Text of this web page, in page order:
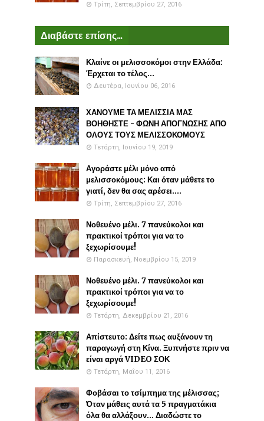
Τρίτη, Σεπτεμβρίου 27, 2016
Διαβάστε επίσης...
Κλαίνε οι μελισσοκόμοι στην Ελλάδα:
Έρχεται το τέλος...
Δευτέρα, Ιουνίου 06, 2016
ΧΑΝΟΥΜΕ ΤΑ ΜΕΛΙΣΣΙΑ ΜΑΣ
ΒΟΗΘΗΣΤΕ - ΦΩΝΗ ΑΠΟΓΝΩΣΗΣ ΑΠΟ
ΟΛΟΥΣ ΤΟΥΣ ΜΕΛΙΣΣΟΚΟΜΟΥΣ
Τετάρτη, Ιουνίου 19, 2019
Αγοράστε μέλι μόνο από
μελισσοκόμους: Και όταν μάθετε το
γιατί, δεν θα σας αρέσει....
Τρίτη, Σεπτεμβρίου 27, 2016
Νοθευένο μέλι. 7 πανεύκολοι και
πρακτικοί τρόποι για να το
ξεχωρίσουμε!
Παρασκευή, Νοεμβρίου 15, 2019
Νοθευένο μέλι. 7 πανεύκολοι και
πρακτικοί τρόποι για να το
ξεχωρίσουμε!
Τετάρτη, Δεκεμβρίου 21, 2016
Απίστευτο: Δείτε πως αυξάνουν τη
παραγωγή στη Κίνα. Ξυπνήστε πριν να
είναι αργά VIDEO ΣΟΚ
Τετάρτη, Μαΐου 11, 2016
Φοβάσαι το τσίμπημα της μέλισσας;
Όταν μάθεις αυτά τα 5 πραγματάκια
όλα θα αλλάξουν... Διαδώστε το